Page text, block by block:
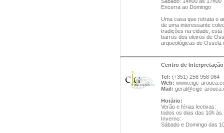
Encerra ao Domingo
Uma casa que retrata o
de uma interessante
tradições na cidade,
barros dos oleiros de
arqueológicas de Ossela
Centro de
Tel: (+351) 256 958 064
Web: www.cigc-
Mail: geral@cigc-
Horário:
Verão e férias lectivas:
todos os dias das 10h às
Inverno:
Sábado e Domingo das